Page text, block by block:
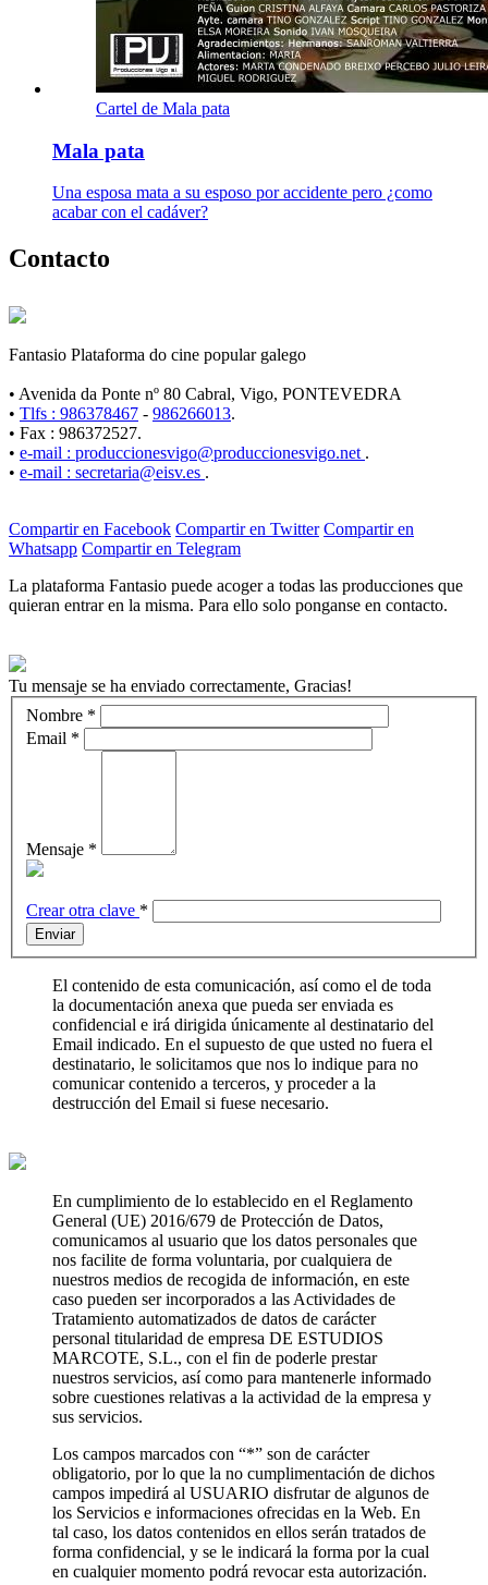
Cartel de Mala pata
Mala pata
Una esposa mata a su esposo por accidente pero ¿como
acabar con el cadáver?
Contacto
Fantasio Plataforma do cine popular galego
• Avenida da Ponte nº 80 Cabral, Vigo, PONTEVEDRA
• Tlfs : 986378467 - 986266013.
• Fax : 986372527.
• e-mail : produccionesvigo@produccionesvigo.net .
• e-mail : secretaria@eisv.es .
Compartir en Facebook Compartir en Twitter Compartir en
Whatsapp Compartir en Telegram
La plataforma Fantasio puede acoger a todas las producciones que
quieran entrar en la misma. Para ello solo ponganse en contacto.
Tu mensaje se ha enviado correctamente, Gracias!
Nombre *
Email *
Mensaje *
Crear otra clave *
Enviar
El contenido de esta comunicación, así como el de toda
la documentación anexa que pueda ser enviada es
confidencial e irá dirigida únicamente al destinatario del
Email indicado. En el supuesto de que usted no fuera el
destinatario, le solicitamos que nos lo indique para no
comunicar contenido a terceros, y proceder a la
destrucción del Email si fuese necesario.
En cumplimiento de lo establecido en el Reglamento
General (UE) 2016/679 de Protección de Datos,
comunicamos al usuario que los datos personales que
nos facilite de forma voluntaria, por cualquiera de
nuestros medios de recogida de información, en este
caso pueden ser incorporados a las Actividades de
Tratamiento automatizados de datos de carácter
personal titularidad de empresa DE ESTUDIOS
MARCOTE, S.L., con el fin de poderle prestar
nuestros servicios, así como para mantenerle informado
sobre cuestiones relativas a la actividad de la empresa y
sus servicios.
Los campos marcados con “*” son de carácter
obligatorio, por lo que la no cumplimentación de dichos
campos impedirá al USUARIO disfrutar de algunos de
los Servicios e informaciones ofrecidas en la Web. En
tal caso, los datos contenidos en ellos serán tratados de
forma confidencial, y se le indicará la forma por la cual
en cualquier momento podrá revocar esta autorización.